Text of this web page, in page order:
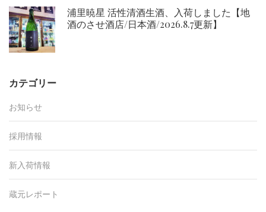
浦里暁星 活性清酒生酒、入荷しました【地
酒のさせ酒店/日本酒/2026.8.7更新】
カテゴリー
お知らせ
採用情報
新入荷情報
蔵元レポート